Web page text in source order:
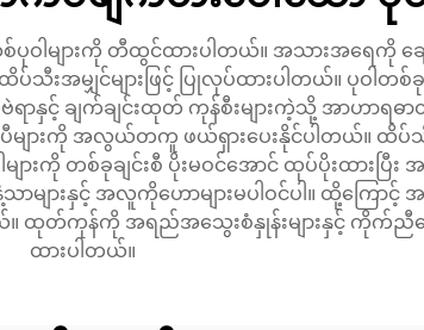
များကို တီထွင်ထားပါတယ်။ အသားအရေကို ချေ
းအမျှင်များဖြင့် ပြုလုပ်ထားပါတယ်။ ပုဝါတ
ာနှင့် ချက်ချင်းထုတ် ကုန်စီးများကဲ့သို့ အာဟာရဓာ
ာ်ပီများကို အလွယ်တကူ ဖယ်ရှားပေးနိုင်ပါတယ်။
းကို တစ်ခုချင်းစီ ပိုးမဝင်အောင် ထုပ်ပိုးထားပ
ာများနှင့် အလူကိုဟောများမပါဝင်ပါ။ ထို့ကြ
တ်ကုန်ကို အရည်အသွေးစံနှုန်းများနှင့် ကိုက်ညီစေ
ထားပါတယ်။